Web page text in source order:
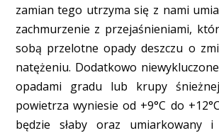
zamian tego utrzyma się z nami
zachmurzenie z przejaśnieniami,
sobą przelotne opady deszczu o
natężeniu. Dodatkowo
opadami gradu lub krupy
powietrza wyniesie od +9°C do
będzie słaby oraz umiarkowany